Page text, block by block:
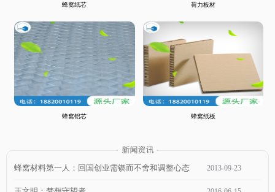
蜂窝纸芯 荷力板材
蜂窝铝芯 蜂窝纸板
蜂窝材料第一人：回国创业需锲而不舍和调整心态 2013-09-23